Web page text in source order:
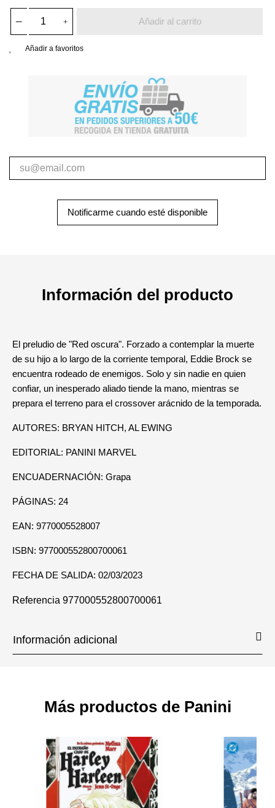
Añadir al carrito
Añadir a favoritos
Notificarme cuando esté disponible
Información del producto
El preludio de "Red oscura". Forzado a contemplar la muerte
de su hijo a lo largo de la corriente temporal, Eddie Brock se
encuentra rodeado de enemigos. Solo y sin nadie en quien
confiar, un inesperado aliado tiende la mano, mientras se
prepara el terreno para el crossover arácnido de la temporada.
AUTORES: BRYAN HITCH, AL EWING
EDITORIAL: PANINI MARVEL
ENCUADERNACIÓN: Grapa
PÁGINAS: 24
EAN: 9770005528007
ISBN: 977000552800700061
FECHA DE SALIDA: 02/03/2023
Referencia 977000552800700061
Información adicional
Más productos de Panini